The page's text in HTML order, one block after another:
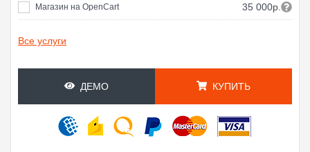
Магазин на OpenCart 35 000р.
Все услуги
ДЕМО КУПИТЬ